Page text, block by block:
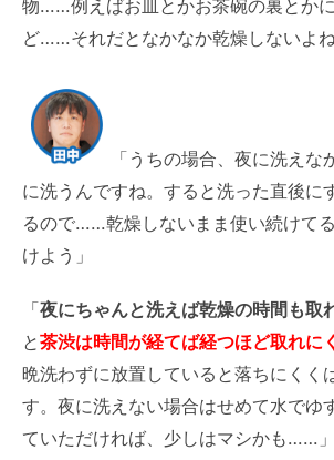
物……例えばお皿とかお茶碗の裏とか
ど……それだとなかなか乾燥しないよね
「うちの場合、夜に洗えな
に洗うんですね。すると洗った直後に
るので……乾燥しないまま使い続けて
けよう」
「夜にちゃんと洗えば乾燥の時間も取
と茶渋は時間が経てば経つほど取れに
晩洗わずに放置していると落ちにくく
す。夜に洗えない場合はせめて水でゆ
ていただければ、少しはマシかも……」